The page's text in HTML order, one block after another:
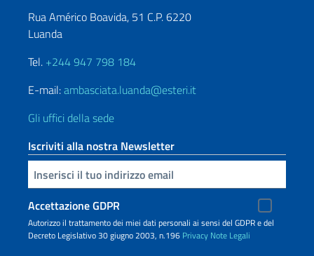
Rua Américo Boavida, 51 C.P. 6220
Luanda
Tel. +244 947 798 184
E-mail:ambasciata.luanda@esteri.it
Gli uffici della sede
Iscriviti alla nostra Newsletter
Inserisci la tua email
Accettazione GDPR
Autorizzo il trattamento dei miei dati personali ai sensi del GDPR e del
Decreto Legislativo 30 giugno 2003, n.196 Privacy Note Legali